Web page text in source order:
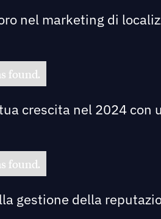
nel marketing di
found.
crescita nel 2024
found.
gestione della